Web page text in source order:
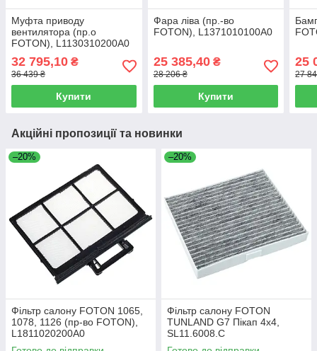
Муфта приводу
вентилятора (пр.о
FOTON), L1130310200A0
32 795,10 ₴
36 439 ₴
Купити
Фара ліва (пр.-во
FOTON), L1371010100A0
25 385,40₴
28 206 ₴
Купити
25
27
Акційні пропозиції та новинки
–20%
Фільтр салону FOTON 1065,
1078, 1126 (пр-во FOTON),
L1811020200A0
–20%
Фільтр салону FOTON
TUNLAND G7 Пікап 4х4,
SL11.6008.C